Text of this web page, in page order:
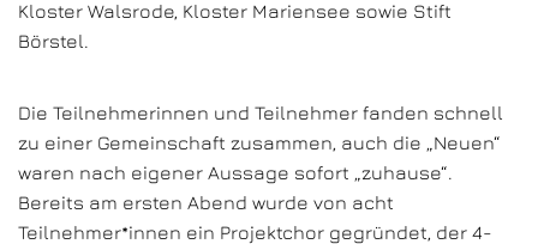
Kloster Walsrode, Kloster Mariensee sowie Stift
Börstel.
Die Teilnehmerinnen und Teilnehmer fanden schnell
zu einer Gemeinschaft zusammen, auch die „Neuen“
waren nach eigener Aussage sofort „zuhause“.
Bereits am ersten Abend wurde von acht
Teilnehmer*innen ein Projektchor gegründet, der 4-